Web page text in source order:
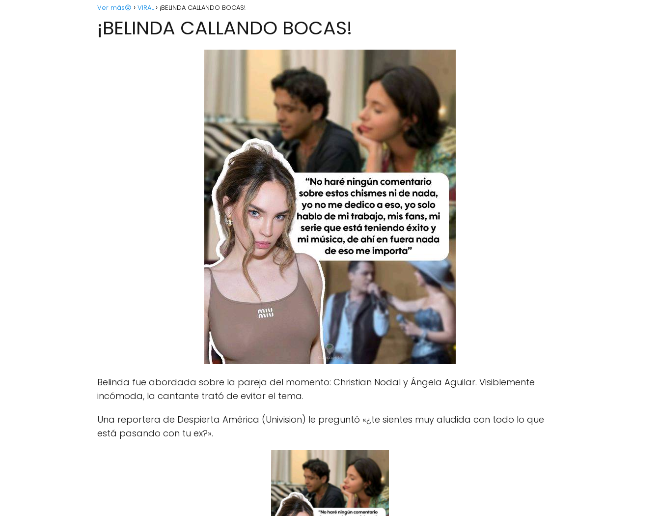
Ver más😲 VIRAL ¡BELINDA CALLANDO BOCAS!
¡BELINDA CALLANDO BOCAS!
Belinda fue abordada sobre la pareja del momento: Christian Nodal y Ángela Aguilar. Visiblemente
incómoda, la cantante trató de evitar el tema.
Una reportera de Despierta América (Univision) le preguntó «¿te sientes muy aludida con todo lo que
está pasando con tu ex?».